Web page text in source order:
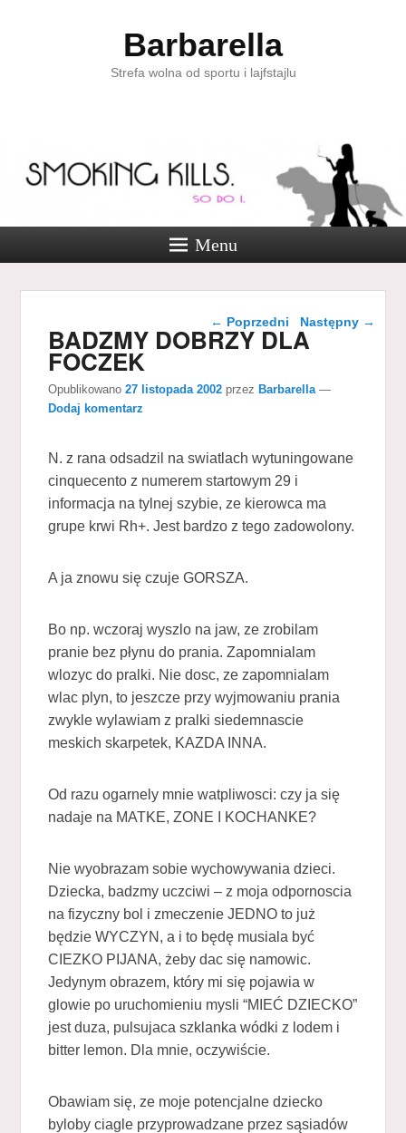
Barbarella
Strefa wolna od sportu i lajfstajlu
Menu
Nawigacja wpisu
← Poprzedni Następny →
BADZMY DOBRZY DLA
FOCZEK
Opublikowano27 listopada 2002 przez Barbarella —
Dodaj komentarz
N. z rana odsadzil na swiatlach wytuningowane
cinquecento z numerem startowym 29 i
informacja na tylnej szybie, ze kierowca ma
grupe krwi Rh+. Jest bardzo z tego zadowolony.
A ja znowu się czuje GORSZA.
Bo np. wczoraj wyszlo na jaw, ze zrobilam
pranie bez płynu do prania. Zapomnialam
wlozyc do pralki. Nie dosc, ze zapomnialam
wlac plyn, to jeszcze przy wyjmowaniu prania
zwykle wylawiam z pralki siedemnascie
meskich skarpetek, KAZDA INNA.
Od razu ogarnely mnie watpliwosci: czy ja się
nadaje na MATKE, ZONE I KOCHANKE?
Nie wyobrazam sobie wychowywania dzieci.
Dziecka, badzmy uczciwi – z moja odpornoscia
na fizyczny bol i zmeczenie JEDNO to już
będzie WYCZYN, a i to będę musiala być
CIEZKO PIJANA, żeby dac się namowic.
Jedynym obrazem, który mi się pojawia w
glowie po uruchomieniu mysli “MIEĆ DZIECKO”
jest duza, pulsujaca szklanka wódki z lodem i
bitter lemon. Dla mnie, oczywiście.
Obawiam się, ze moje potencjalne dziecko
byloby ciagle przyprowadzane przez sąsiadów